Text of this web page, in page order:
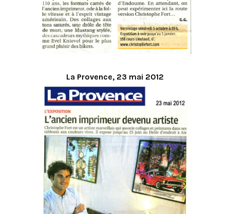
La Provence, 23 mai 2012